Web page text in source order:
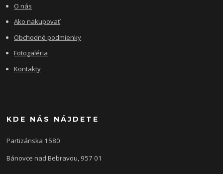
O nás
Ako nakupovať
Obchodné podmienky
Fotogaléria
Kontakty
KDE NÁS NÁJDETE
Partizánska 1580
Bánovce nad Bebravou, 957 01